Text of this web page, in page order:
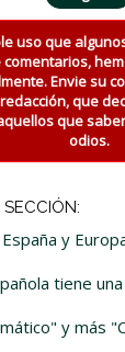
uso que
Envie su
que
que
odios.
y
tiene
y más